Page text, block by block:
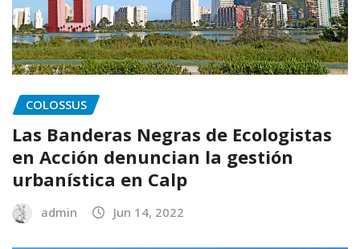
COLOSSUS
Las Banderas Negras de Ecologistas
en Acción denuncian la gestión
urbanística en Calp
admin Jun 14, 2022